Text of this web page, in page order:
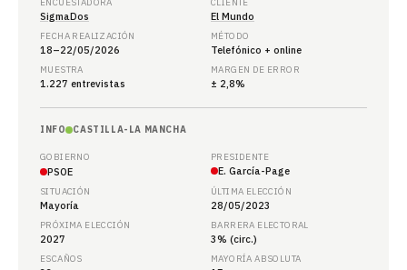
SigmaDos El Mundo
FECHA REALIZACIÓN
18–22/05/2026
MÉTODO
Telefónico + online
MUESTRA
1.227 entrevistas
MARGEN DE ERROR
± 2,8%
INFO CASTILLA-LA MANCHA
GOBIERNO
PSOE
PRESIDENTE
E. García-Page
SITUACIÓN
Mayoría
ÚLTIMA ELECCIÓN
28/05/2023
PRÓXIMA ELECCIÓN
2027
BARRERA ELECTORAL
3% (circ.)
ESCAÑOS MAYORÍA ABSOLUTA